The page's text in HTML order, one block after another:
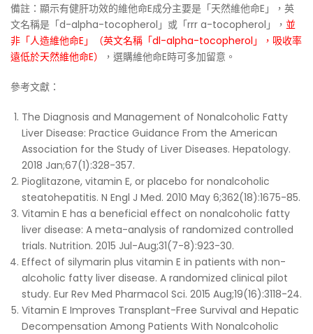
備註：顯示有健肝功效的維他命E成分主要是「天然維他命E」，英
文名稱是「d-alpha-tocopherol」或「rrr a-tocopherol」， 並
非「人造維他命E」（英文名稱「dl-alpha-tocopherol」，吸收率
遠低於天然維他命E）
，選購維他命E時可多加留意。
參考文獻：
The Diagnosis and Management of Nonalcoholic Fatty
Liver Disease: Practice Guidance From the American
Association for the Study of Liver Diseases. Hepatology.
2018 Jan;67(1):328-357.
Pioglitazone, vitamin E, or placebo for nonalcoholic
steatohepatitis. N Engl J Med. 2010 May 6;362(18):1675-85.
Vitamin E has a beneficial effect on nonalcoholic fatty
liver disease: A meta-analysis of randomized controlled
trials. Nutrition. 2015 Jul-Aug;31(7-8):923-30.
Effect of silymarin plus vitamin E in patients with non-
alcoholic fatty liver disease. A randomized clinical pilot
study. Eur Rev Med Pharmacol Sci. 2015 Aug;19(16):3118-24.
Vitamin E Improves Transplant-Free Survival and Hepatic
Decompensation Among Patients With Nonalcoholic